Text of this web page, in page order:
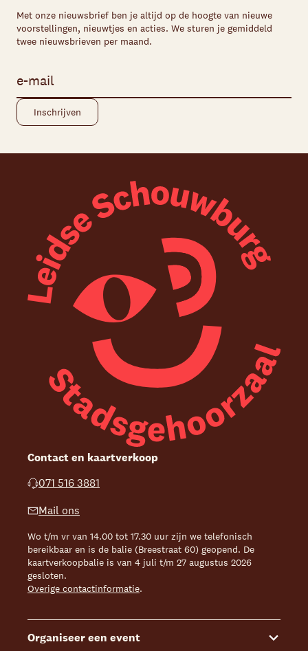
Met onze nieuwsbrief ben je altijd op de hoogte van nieuwe
voorstellingen, nieuwtjes en acties. We sturen je gemiddeld
twee nieuwsbrieven per maand.
Contact en kaartverkoop
071 516 3881
Mail ons
Wo t/m vr van 14.00 tot 17.30 uur zijn we telefonisch
bereikbaar en is de balie (Breestraat 60) geopend. De
kaartverkoopbalie is van 4 juli t/m 27 augustus 2026
gesloten.
Overige contactinformatie.
Organiseer een event